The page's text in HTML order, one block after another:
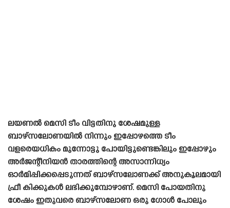
ലയണൽ മെസി ടീം വിട്ടതിനു ശേഷമുള്ള
ബാഴ്‌സലോണയിൽ നിന്നും ഇപ്പോഴത്തെ ടീം
വളരെയധികം മുന്നോട്ടു പോയിട്ടുണ്ടെങ്കിലും ഇപ്പോഴും
അർജന്റീനിയൻ താരത്തിന്റെ അസാന്നിധ്യം
ഓർമിപ്പിക്കപ്പെടുന്നത് ബാഴ്‌സലോണക്ക് അനുകൂലമായി
ഫ്രീ കിക്കുകൾ ലഭിക്കുമ്പോഴാണ്. മെസി പോയതിനു
ശേഷം ഇതുവരെ ബാഴ്‌സലോണ ഒരു ഗോൾ പോലും